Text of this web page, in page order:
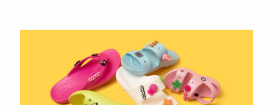
allen
Schichten
kennenzulernen,